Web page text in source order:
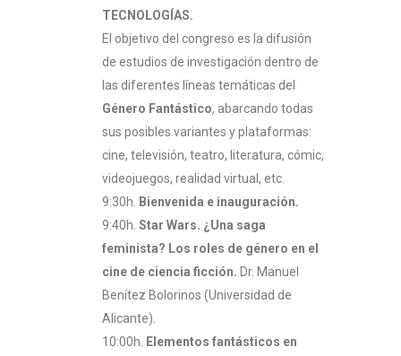
TECNOLOGÍAS.
El objetivo del congreso es la difusión
de estudios de investigación dentro de
las diferentes líneas temáticas del
Género Fantástico, abarcando todas
sus posibles variantes y plataformas:
cine, televisión, teatro, literatura, cómic,
videojuegos, realidad virtual, etc.
9:30h.
Bienvenida e inauguración.
9:40h. Star Wars. ¿Una saga
feminista? Los roles de género en el
cine de ciencia ficción. Dr. Manuel
Benítez Bolorinos (Universidad de
Alicante).
10:00h.
Elementos fantásticos en